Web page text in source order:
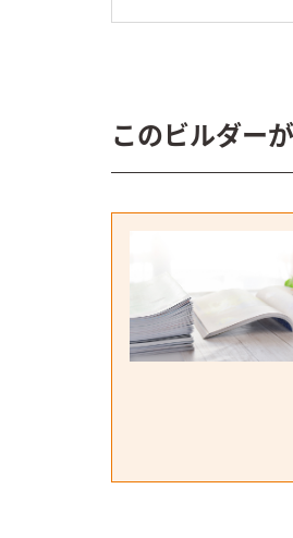
このビルダー